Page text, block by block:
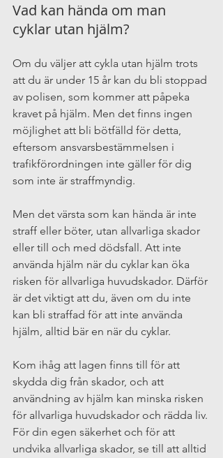
Vad kan hända om man
cyklar utan hjälm?
Om du väljer att cykla utan hjälm trots
att du är under 15 år kan du bli stoppad
av polisen, som kommer att påpeka
kravet på hjälm. Men det finns ingen
möjlighet att bli bötfälld för detta,
eftersom ansvarsbestämmelsen i
trafikförordningen inte gäller för dig
som inte är straffmyndig.
Men det värsta som kan hända är inte
straff eller böter, utan allvarliga skador
eller till och med dödsfall. Att inte
använda hjälm när du cyklar kan öka
risken för allvarliga huvudskador. Därför
är det viktigt att du, även om du inte
kan bli straffad för att inte använda
hjälm, alltid bär en när du cyklar.
Kom ihåg att lagen finns till för att
skydda dig från skador, och att
användning av hjälm kan minska risken
för allvarliga huvudskador och rädda liv.
För din egen säkerhet och för att
undvika allvarliga skador, se till att alltid